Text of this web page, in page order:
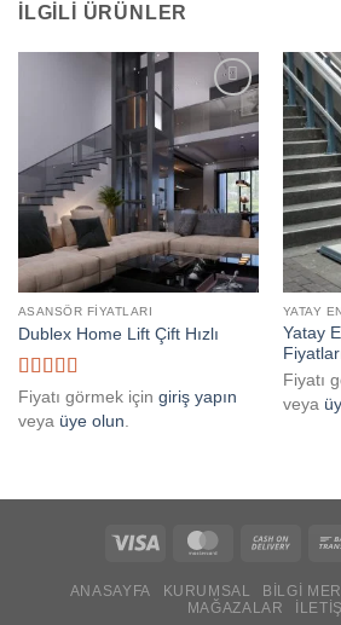
İLGILI ÜRÜNLER
Add to
wishlist
ASANSÖR FIYATLARI
Dublex Home Lift Çift Hızlı
5 üzerinden
5oy aldı
Fiyatı görmek için giriş yapın
veya üye olun
YATAY
Yatay
Fiyatı
veya
Visa MasterCardCash
ANASAYFA KURUMSAL BILGI
MAĞAZALAR